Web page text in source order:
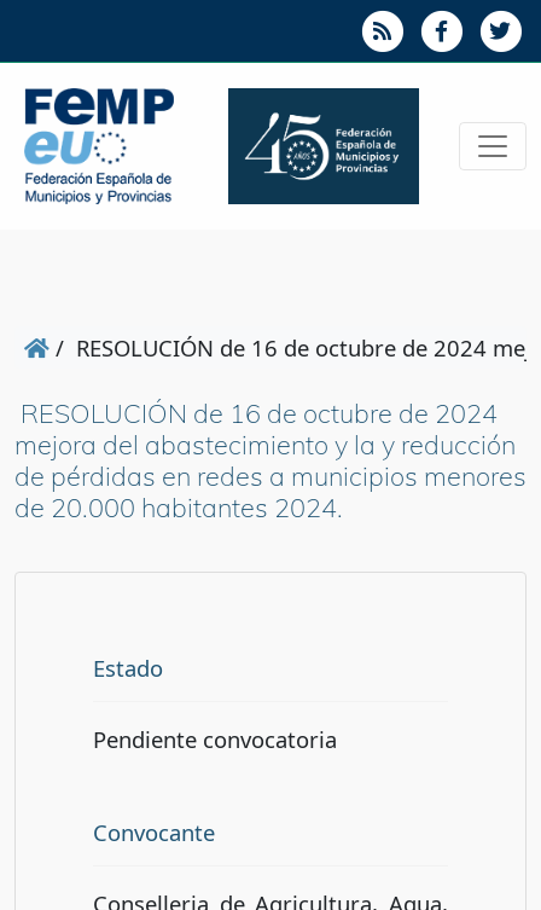
/ RESOLUCIÓN de 16 de octubre de 2024
RESOLUCIÓN de 16 de octubre de 2024
mejora del abastecimiento y la y reducción
de pérdidas en redes a municipios menores
de 20.000 habitantes 2024.
Estado
Pendiente convocatoria
Convocante
Conselleria de Agricultura, Agua,